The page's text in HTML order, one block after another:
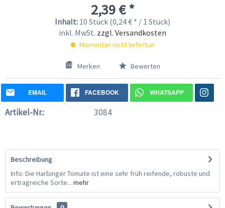
2,39 € *
Inhalt: 10 Stück (0,24 € * / 1 Stück)
inkl. MwSt. zzgl. Versandkosten
Momentan nicht lieferbar
Merken Bewerten
EMAIL FACEBOOK WHATSAPP
Artikel-Nr.: 3084
Beschreibung
Info: Die Harbinger Tomate ist eine sehr früh reifende, robuste und
ertragreiche Sorte... mehr